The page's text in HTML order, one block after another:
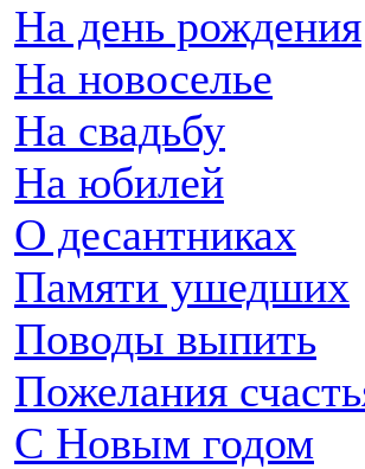
На день рождения
На новоселье
На свадьбу
На юбилей
О десантниках
Памяти ушедших
Поводы выпить
Пожелания
С Новым годом